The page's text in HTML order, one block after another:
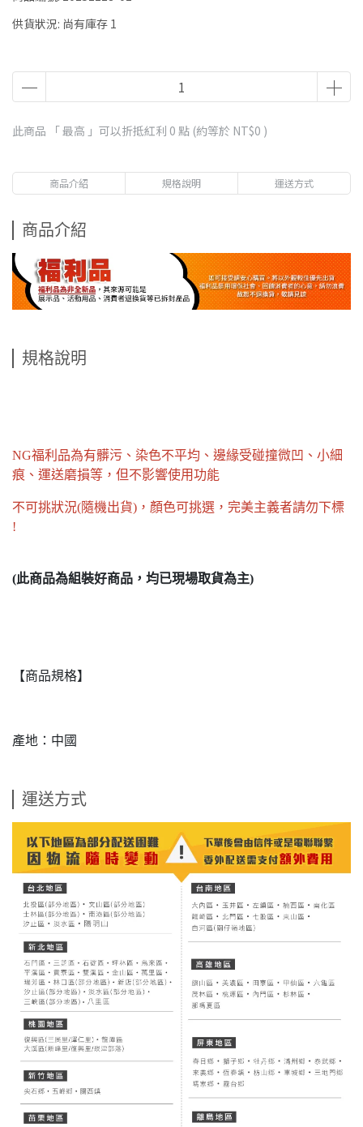
供貨狀況: 尚有庫存 1
此商品 「 最高 」可以折抵紅利 0 點 (約等於 NT$0 )
商品介紹 規格說明 運送方式
商品介紹
規格說明
NG福利品為有髒污、染色不平均、邊緣受碰撞微凹、小細
痕、運送磨損等，但不影響使用功能
不可挑狀況(隨機出貨)，顏色可挑選，完美主義者請勿下標
!
(此商品為組裝好商品，均已現場取貨為主)
【商品規格】
產地：中國
運送方式